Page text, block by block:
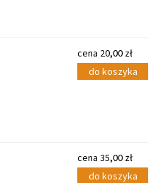
cena 20,00 zł
do koszyka
cena 35,00 zł
do koszyka